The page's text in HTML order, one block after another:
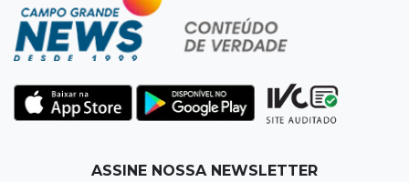
07:01Editorial
promessas, mas deixam a conta para depois
Domingo é dia de Festival do Sobá e feiras em
ASSINE NOSSA NEWSLETTER